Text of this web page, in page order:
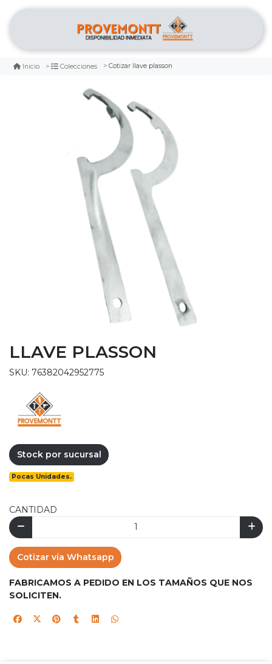
Inicio Colecciones Cotizar llave plasson
LLAVE PLASSON
SKU: 76382042952775
Stock por sucursal
Pocas Unidades.
CANTIDAD
Cotizar vía Whatsapp
FABRICAMOS A PEDIDO EN LOS TAMAÑOS QUE NOS
SOLICITEN.